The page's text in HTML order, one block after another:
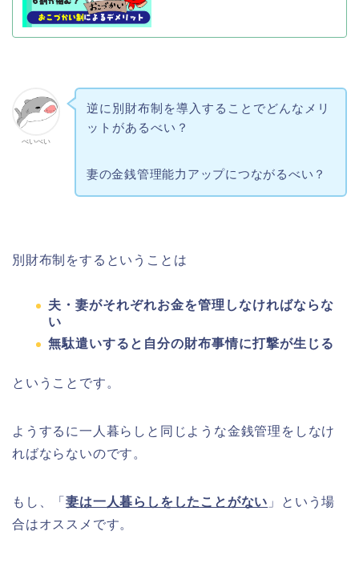
べいべい
逆に別財布制を導入することでどんなメリ
ットがあるべい？
妻の金銭管理能力アップにつながるべい？
別財布制をするということは
夫・妻がそれぞれお金を管理しなければならな
い
無駄遣いすると自分の財布事情に打撃が生じる
ということです。
ようするに一人暮らしと同じような金銭管理をしなけ
ればならないのです。
もし、「妻は一人暮らしをしたことがない 」という場
合はオススメです。